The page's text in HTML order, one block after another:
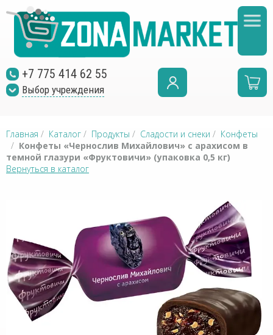
+7 775 414 62 55
Выбор учреждения
Главная / Каталог / Продукты / Сладости и снеки / Конфеты
/ Конфеты «Чернослив Михайлович» с арахисом в
темной глазури «Фруктовичи» (упаковка 0,5 кг)
Вернуться в каталог